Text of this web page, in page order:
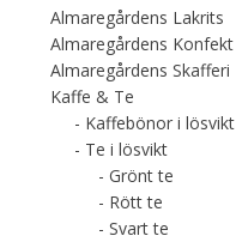
Almaregårdens Lakrits
Almaregårdens Konfekt
Almaregårdens Skafferi
Kaffe & Te
Kaffebönor i lösvikt
Te i lösvikt
Grönt te
Rött te
Svart te